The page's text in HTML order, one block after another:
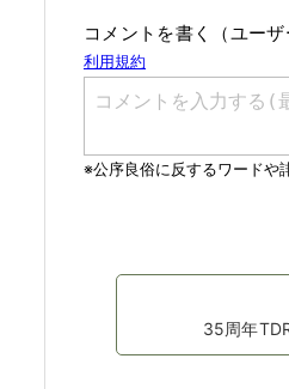
コメントを書く（ユーザ
35周年